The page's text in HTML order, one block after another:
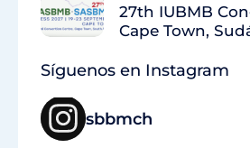
27th IUBMB
Cape Town,
Síguenos en Instagram
sbbmch